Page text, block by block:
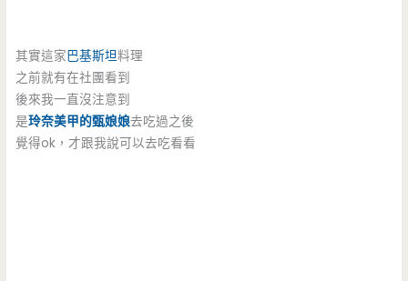
其實這家巴基斯坦料理
之前就有在社團看到
後來我一直沒注意到
是玲奈美甲的甄娘娘去吃過之後
覺得ok，才跟我說可以去吃看看